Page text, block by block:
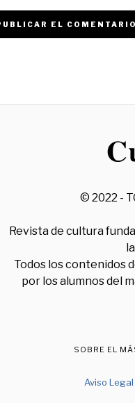
© 2022 -
Revista de cultura
Todos los contenidos
por los alumnos del
SOBRE EL
Aviso Legal